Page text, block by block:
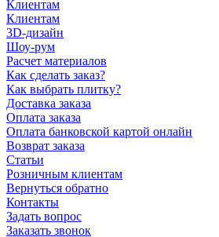
Клиентам
Клиентам
3D-дизайн
Шоу-рум
Расчет материалов
Как сделать заказ?
Как выбрать плитку?
Доставка заказа
Оплата заказа
Оплата банковской картой онлайн
Возврат заказа
Статьи
Розничным клиентам
Вернуться обратно
Контакты
Задать вопрос
Заказать звонок